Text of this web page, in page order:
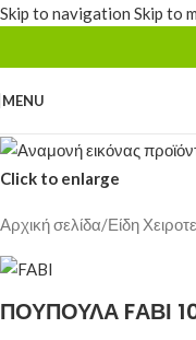
Skip to navigation Skip to
MENU
Click to enlarge
Αρχική σελίδα/Είδη
ΠΟΥΠΟΥΛΑ FΑΒΙ